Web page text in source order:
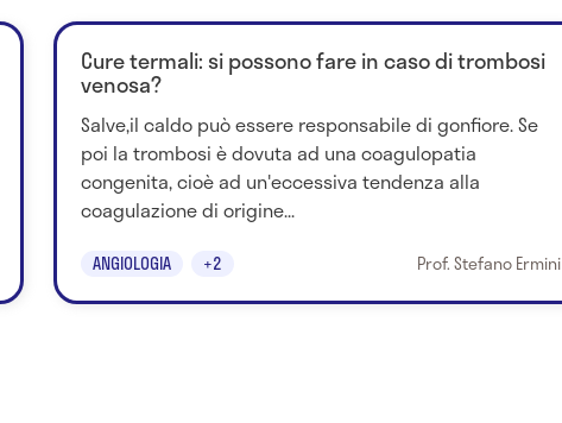
Cure termali: si possono fare in caso di trombosi
venosa?
Salve,il caldo può essere responsabile di gonfiore. Se
poi la trombosi è dovuta ad una coagulopatia
congenita, cioè ad un'eccessiva tendenza alla
coagulazione di origine...
ANGIOLOGIA +2 Prof. Stefano Ermini